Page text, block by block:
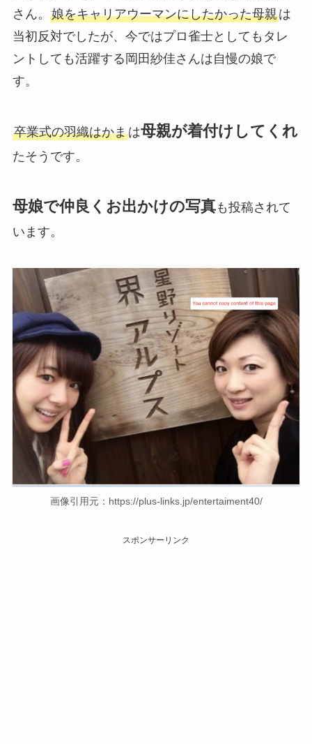
さん。 娘をキャリアウーマンにしたかった母親は
当初反対でしたが、今ではプロ雀士としてもタレ
ントしても活躍する岡田紗佳さんは自慢の娘で
す。
卒業式の羽織はかまは母親が着付けしてくれ
たそうです。
母娘で仲良くお出かけの写真も投稿されて
います。
画像引用元：https://plus-links.jp/entertaiment40/
スポンサーリンク